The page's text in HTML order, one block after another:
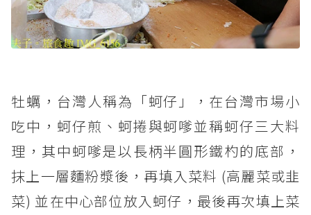
牡蠣，台灣人稱為「蚵仔」，在台灣市場小
吃中，蚵仔煎、蚵捲與蚵嗲並稱蚵仔三大料
理，其中蚵嗲是以長柄半圓形鐵杓的底部，
抹上一層麵粉漿後，再填入菜料 (高麗菜或韭
菜) 並在中心部位放入蚵仔，最後再次填上菜